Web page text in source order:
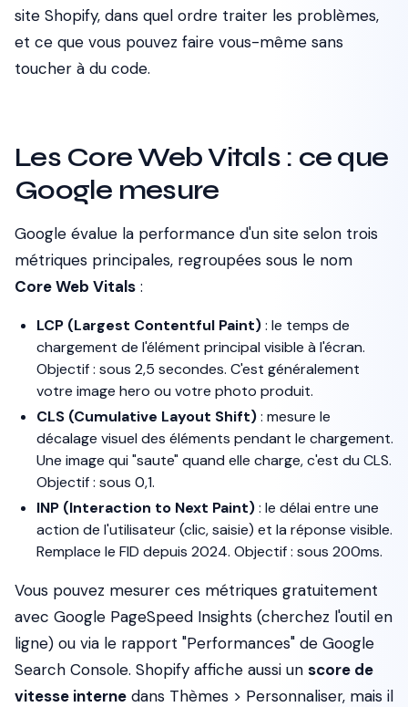
site Shopify, dans quel ordre traiter les problèmes,
et ce que vous pouvez faire vous-même sans
toucher à du code.
Les Core Web Vitals : ce que
Google mesure
Google évalue la performance d'un site selon trois
métriques principales, regroupées sous le nom
Core Web Vitals :
LCP (Largest Contentful Paint): le temps de
chargement de l'élément principal visible à l'écran.
Objectif : sous 2,5 secondes. C'est généralement
votre image hero ou votre photo produit.
CLS (Cumulative Layout Shift): mesure le
décalage visuel des éléments pendant le chargement.
Une image qui "saute" quand elle charge, c'est du CLS.
Objectif : sous 0,1.
INP (Interaction to Next Paint): le délai entre une
action de l'utilisateur (clic, saisie) et la réponse visible.
Remplace le FID depuis 2024. Objectif : sous 200ms.
Vous pouvez mesurer ces métriques gratuitement
avec Google PageSpeed Insights (cherchez l'outil en
ligne) ou via le rapport "Performances" de Google
Search Console. Shopify affiche aussi un score de
vitesse interne dans Thèmes > Personnaliser, mais il